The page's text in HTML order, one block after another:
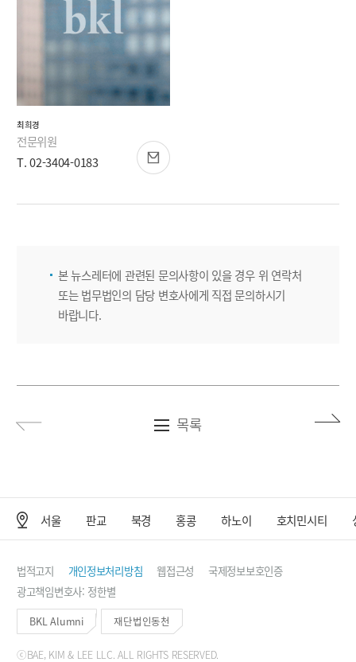
최희경
전문위원
T. 02-3404-0183
본 뉴스레터에 관련된 문의사항이 있을 경우 위 연락처
또는 법무법인의 담당 변호사에게 직접 문의하시기
바랍니다.
목록
서울 판교 북경 홍콩 하노이 호치민시티
법적고지 개인정보처리방침 웹접근성
국제정보보호인증
광고책임변호사: 정한별
BKL Alumni 재단법인동천
ⓒBAE, KIM & LEE LLC. ALL RIGHTS RESERVED.